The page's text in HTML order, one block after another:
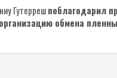
Гутеррешпоблагодарил
обмена